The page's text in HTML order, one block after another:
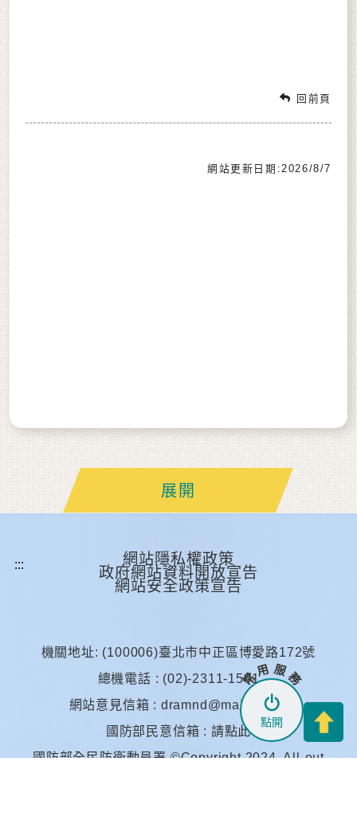
回前頁
網站更新日期:2026/8/7
常 用 服 務
點開
展開
網站隱私權政策
政府網站資料開放宣告
網站安全政策宣告
機關地址: (100006)臺北市中正區博愛路172號
總機電話 : (02)-2311-1501
網站意見信箱 : dramnd@mail.mil.tw
國防部民意信箱 : 請點此
國防部全民防衛動員署 ©Copyright 2024. All-out